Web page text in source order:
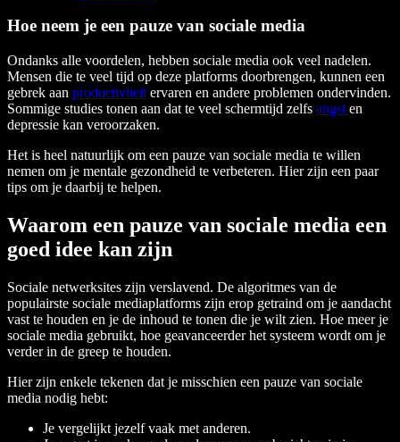
Hoe neem je een pauze van sociale media
Ondanks alle voordelen, hebben sociale media ook veel nadelen.
Mensen die te veel tijd op deze platforms doorbrengen, kunnen een
gebrek aan productiviteit ervaren en andere problemen ondervinden.
Sommige studies tonen aan dat te veel schermtijd zelfs angst en
depressie kan veroorzaken.
Het is heel natuurlijk om een pauze van sociale media te willen
nemen om je mentale gezondheid te verbeteren. Hier zijn een paar
tips om je daarbij te helpen.
Waarom een pauze van sociale media een
goed idee kan zijn
Sociale netwerksites zijn verslavend. De algoritmes van de
populairste sociale mediaplatforms zijn erop getraind om je aandacht
vast te houden en je de inhoud te tonen die je wilt zien. Hoe meer je
sociale media gebruikt, hoe geavanceerder het systeem wordt om je
verder in de greep te houden.
Hier zijn enkele tekenen dat je misschien een pauze van sociale
media nodig hebt:
Je vergelijkt jezelf vaak met anderen.